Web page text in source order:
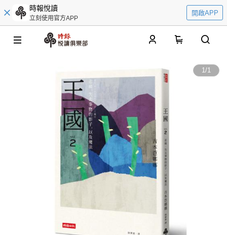
時報悅讀
立刻使用官方APP
開啟APP
1/1